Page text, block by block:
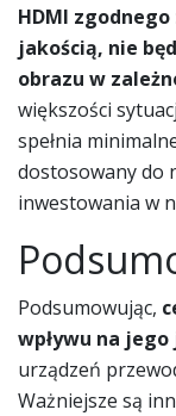
HDMI
jakością, nie
obrazu w
większości
spełnia
dostosowany do
inwestowania w
Podsumowując,
wpływu na jego
urządzeń
Ważniejsze są